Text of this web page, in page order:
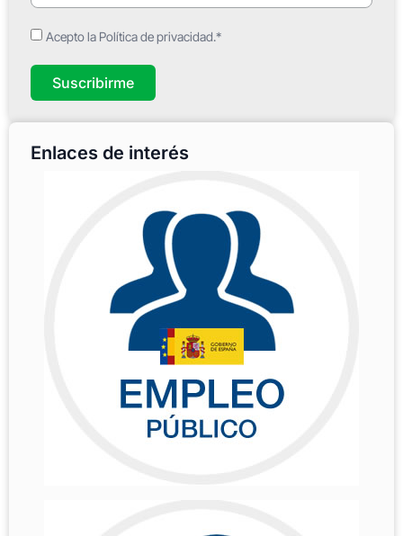
Acepto la Política de privacidad.*
Suscribirme
Enlaces de interés